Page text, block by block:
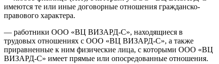
имеются те или иные договорные отношения гражданско-
правового характера.
— работники ООО «ВЦ ВИЗАРД-С», находящиеся в
трудовых отношениях с ООО «ВЦ ВИЗАРД-С», а также
приравненные к ним физические лица, с которыми ООО «ВЦ
ВИЗАРД-С» имеет прямые или опосредованные отношения.